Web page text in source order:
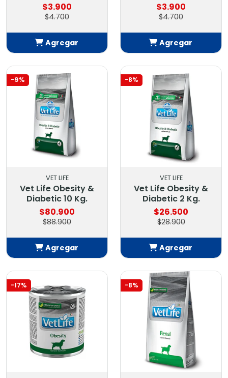
$3.900
$4.700
Agregar
$3.900
$4.700
Agregar
-9%
VET LIFE
Vet Life Obesity &
Diabetic 10 Kg.
$80.900
$88.900
Agregar
Añadido
-8%
VET LIFE
Vet Life Obesity &
Diabetic 2 Kg.
$26.500
$28.900
Agregar
Añadido
-17% -8%